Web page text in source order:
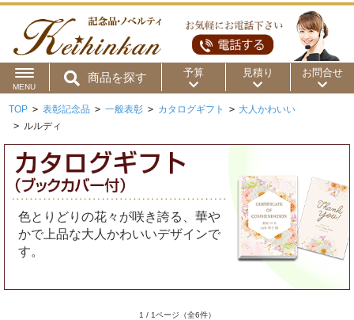
MENU
商品を探す 予算
用途から
商品カテゴリ
価格帯から
～50円 ～100円 ～200円
～300円
～2,000円 ～5,000円 ～10,000円
～15,000円 ～20,000円 ～30,000円
見積り お問合せ
TOP > 表彰記念品 > 一般表彰 > カタログギフト > 大人かわいい
> ルルディ
色とりどりの花々が咲き誇る、華や
かで上品な大人かわいいデザインで
す。
1 / 1ページ （全6件）